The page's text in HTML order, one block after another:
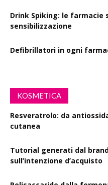
Drink Spiking: le farmacie
sensibilizzazione
Defibrillatori in ogni
KOSMETICA
Resveratrolo: da
cutanea
Tutorial generati dal
sull’intenzione d’acquisto